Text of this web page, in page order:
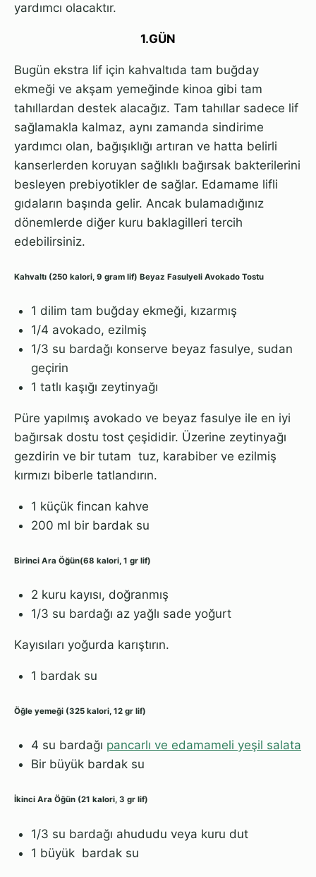
yardımcı olacaktır.
1.GÜN
Bugün ekstra lif için kahvaltıda tam buğday
ekmeği ve akşam yemeğinde kinoa gibi tam
tahıllardan destek alacağız. Tam tahıllar sadece lif
sağlamakla kalmaz, aynı zamanda sindirime
yardımcı olan, bağışıklığı artıran ve hatta belirli
kanserlerden koruyan sağlıklı bağırsak bakterilerini
besleyen prebiyotikler de sağlar. Edamame lifli
gıdaların başında gelir. Ancak bulamadığınız
dönemlerde diğer kuru baklagilleri tercih
edebilirsiniz.
Kahvaltı (250 kalori, 9 gram lif) Beyaz Fasulyeli Avokado Tostu
1 dilim tam buğday ekmeği, kızarmış
1/4 avokado, ezilmiş
1/3 su bardağı konserve beyaz fasulye, sudan
geçirin
1 tatlı kaşığı zeytinyağı
Püre yapılmış avokado ve beyaz fasulye ile en iyi
bağırsak dostu tost çeşididir. Üzerine zeytinyağı
gezdirin ve bir tutam tuz, karabiber ve ezilmiş
kırmızı biberle tatlandırın.
1 küçük fincan kahve
200 ml bir bardak su
Birinci Ara Öğün(68 kalori, 1 gr lif)
2 kuru kayısı, doğranmış
1/3 su bardağı az yağlı sade yoğurt
Kayısıları yoğurda karıştırın.
1 bardak su
Öğle yemeği (325 kalori, 12 gr lif)
4 su bardağı pancarlı ve edamameli yeşil salata
Bir büyük bardak su
İkinci Ara Öğün (21 kalori, 3 gr lif)
1/3 su bardağı ahududu veya kuru dut
1 büyük bardak su